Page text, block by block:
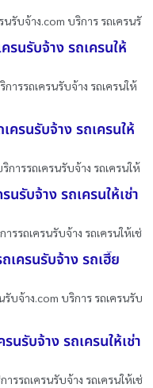
รับจ้าง.com บริการ รถเครนรั
รนรับจ้าง รถเครนให้
ารรถเครนรับจ้าง รถเครนให้
ครนรับจ้าง รถเครนให้
การรถเครนรับจ้าง รถเครนให้
รับจ้าง รถเครนให้เช่า
รรถเครนรับจ้าง รถเครนให้เช่
เครนรับจ้าง รถเฮี๊ย
บจ้าง.com บริการ รถเครนรับ
นรับจ้าง รถเครนให้เช่า
รรถเครนรับจ้าง รถเครนให้เช่